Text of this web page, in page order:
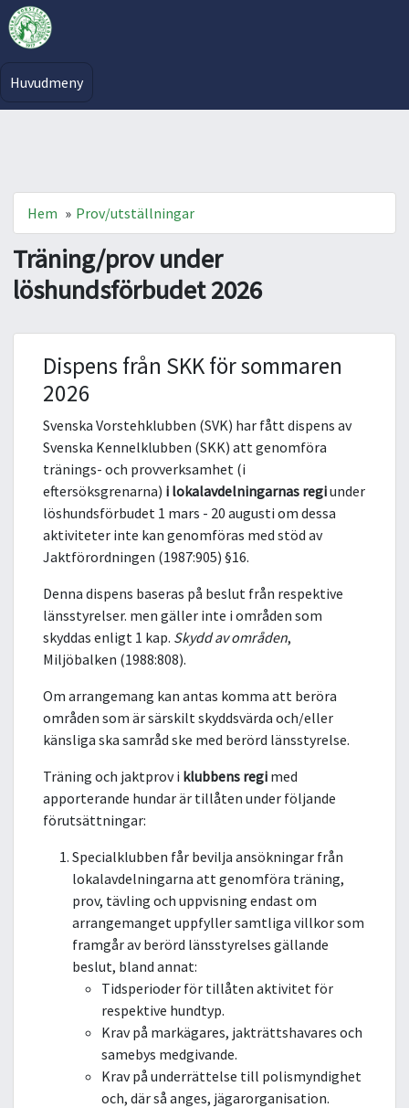
Huvudmeny
Hem » Prov/utställningar
Träning/prov under
löshundsförbudet 2026
Dispens från SKK för sommaren
2026
Svenska Vorstehklubben (SVK) har fått dispens av
Svenska Kennelklubben (SKK) att genomföra
tränings- och provverksamhet (i
eftersöksgrenarna) i lokalavdelningarnas regiunder
löshundsförbudet 1 mars - 20 augusti om dessa
aktiviteter inte kan genomföras med stöd av
Jaktförordningen (1987:905) §16.
Denna dispens baseras på beslut från respektive
länsstyrelser. men gäller inte i områden som
skyddas enligt 1 kap. Skydd av områden,
Miljöbalken (1988:808).
Om arrangemang kan antas komma att beröra
områden som är särskilt skyddsvärda och/eller
känsliga ska samråd ske med berörd länsstyrelse.
Träning och jaktprov i klubbens regi med
apporterande hundar är tillåten under följande
förutsättningar:
Specialklubben får bevilja ansökningar från
lokalavdelningarna att genomföra träning,
prov, tävling och uppvisning endast om
arrangemanget uppfyller samtliga villkor som
framgår av berörd länsstyrelses gällande
beslut, bland annat:
Tidsperioder för tillåten aktivitet för
respektive hundtyp.
Krav på markägares, jakträttshavares och
samebys medgivande.
Krav på underrättelse till polismyndighet
och, där så anges, jägarorganisation.